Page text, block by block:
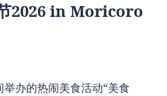
2026 in Moricoro
办的热闹美食活动“美食